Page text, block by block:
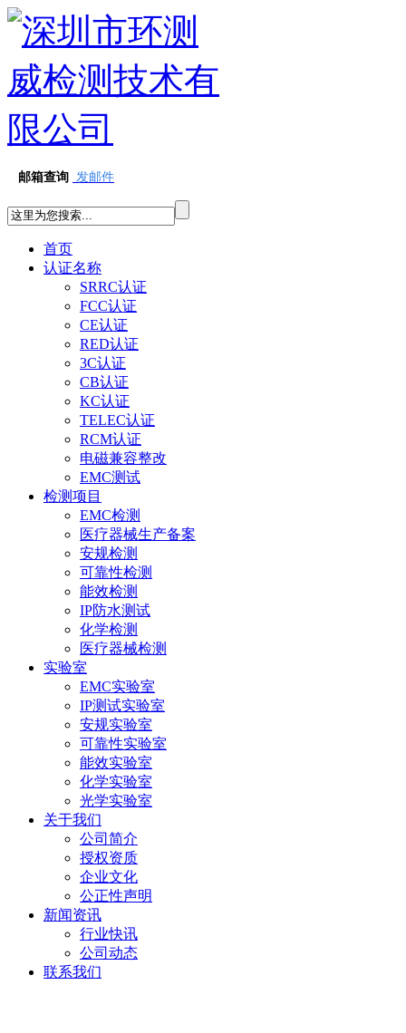
邮箱查询 发邮件
首页
认证名称
SRRC认证
FCC认证
CE认证
RED认证
3C认证
CB认证
KC认证
TELEC认证
RCM认证
电磁兼容整改
EMC测试
检测项目
EMC检测
医疗器械生产备案
安规检测
可靠性检测
能效检测
IP防水测试
化学检测
医疗器械检测
实验室
EMC实验室
IP测试实验室
安规实验室
可靠性实验室
能效实验室
化学实验室
光学实验室
关于我们
公司简介
授权资质
企业文化
公正性声明
新闻资讯
行业快讯
公司动态
联系我们